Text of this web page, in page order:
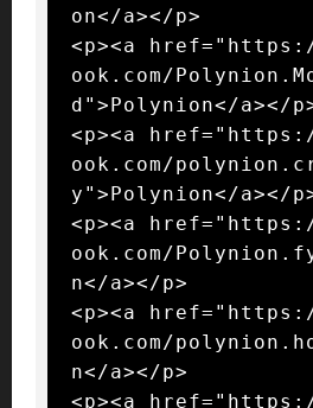
on</a></p>
<p><a
ook.com/
d">Polynion</a></
<p><a
ook.com/
y">Polynion</a></
<p><a
ook.com/
n</a></p>
<p><a
ook.com/
n</a></p>
<p><a